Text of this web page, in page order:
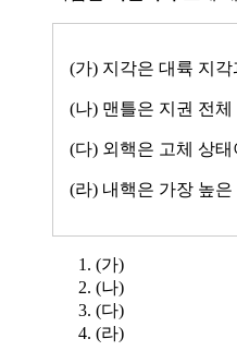
(가) 지각은 대륙 지
(나) 맨틀은 지권 전
(다) 외핵은 고체 상
(라) 내핵은 가장 높
(가)
(나)
(다)
(라)